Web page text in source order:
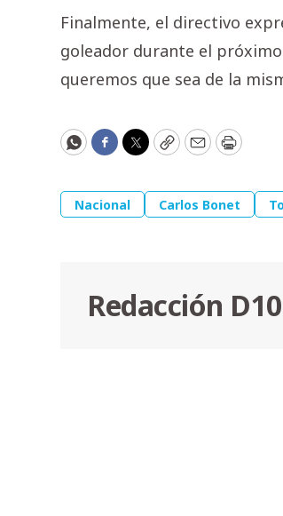
Finalmente, el directivo
goleador durante el
queremos que sea de la
WhatsApp
Facebook
Twitter
CopyEmailPrint
Nacional Carlos Bonet
Redacción D10